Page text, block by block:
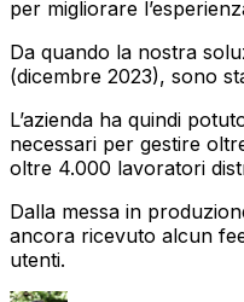
per migliorare
Da quando la nostra
(dicembre 2023), sono
L’azienda ha quindi
necessari per gestire
oltre 4.000 lavoratori
Dalla messa in
ancora ricevuto alcun
utenti.